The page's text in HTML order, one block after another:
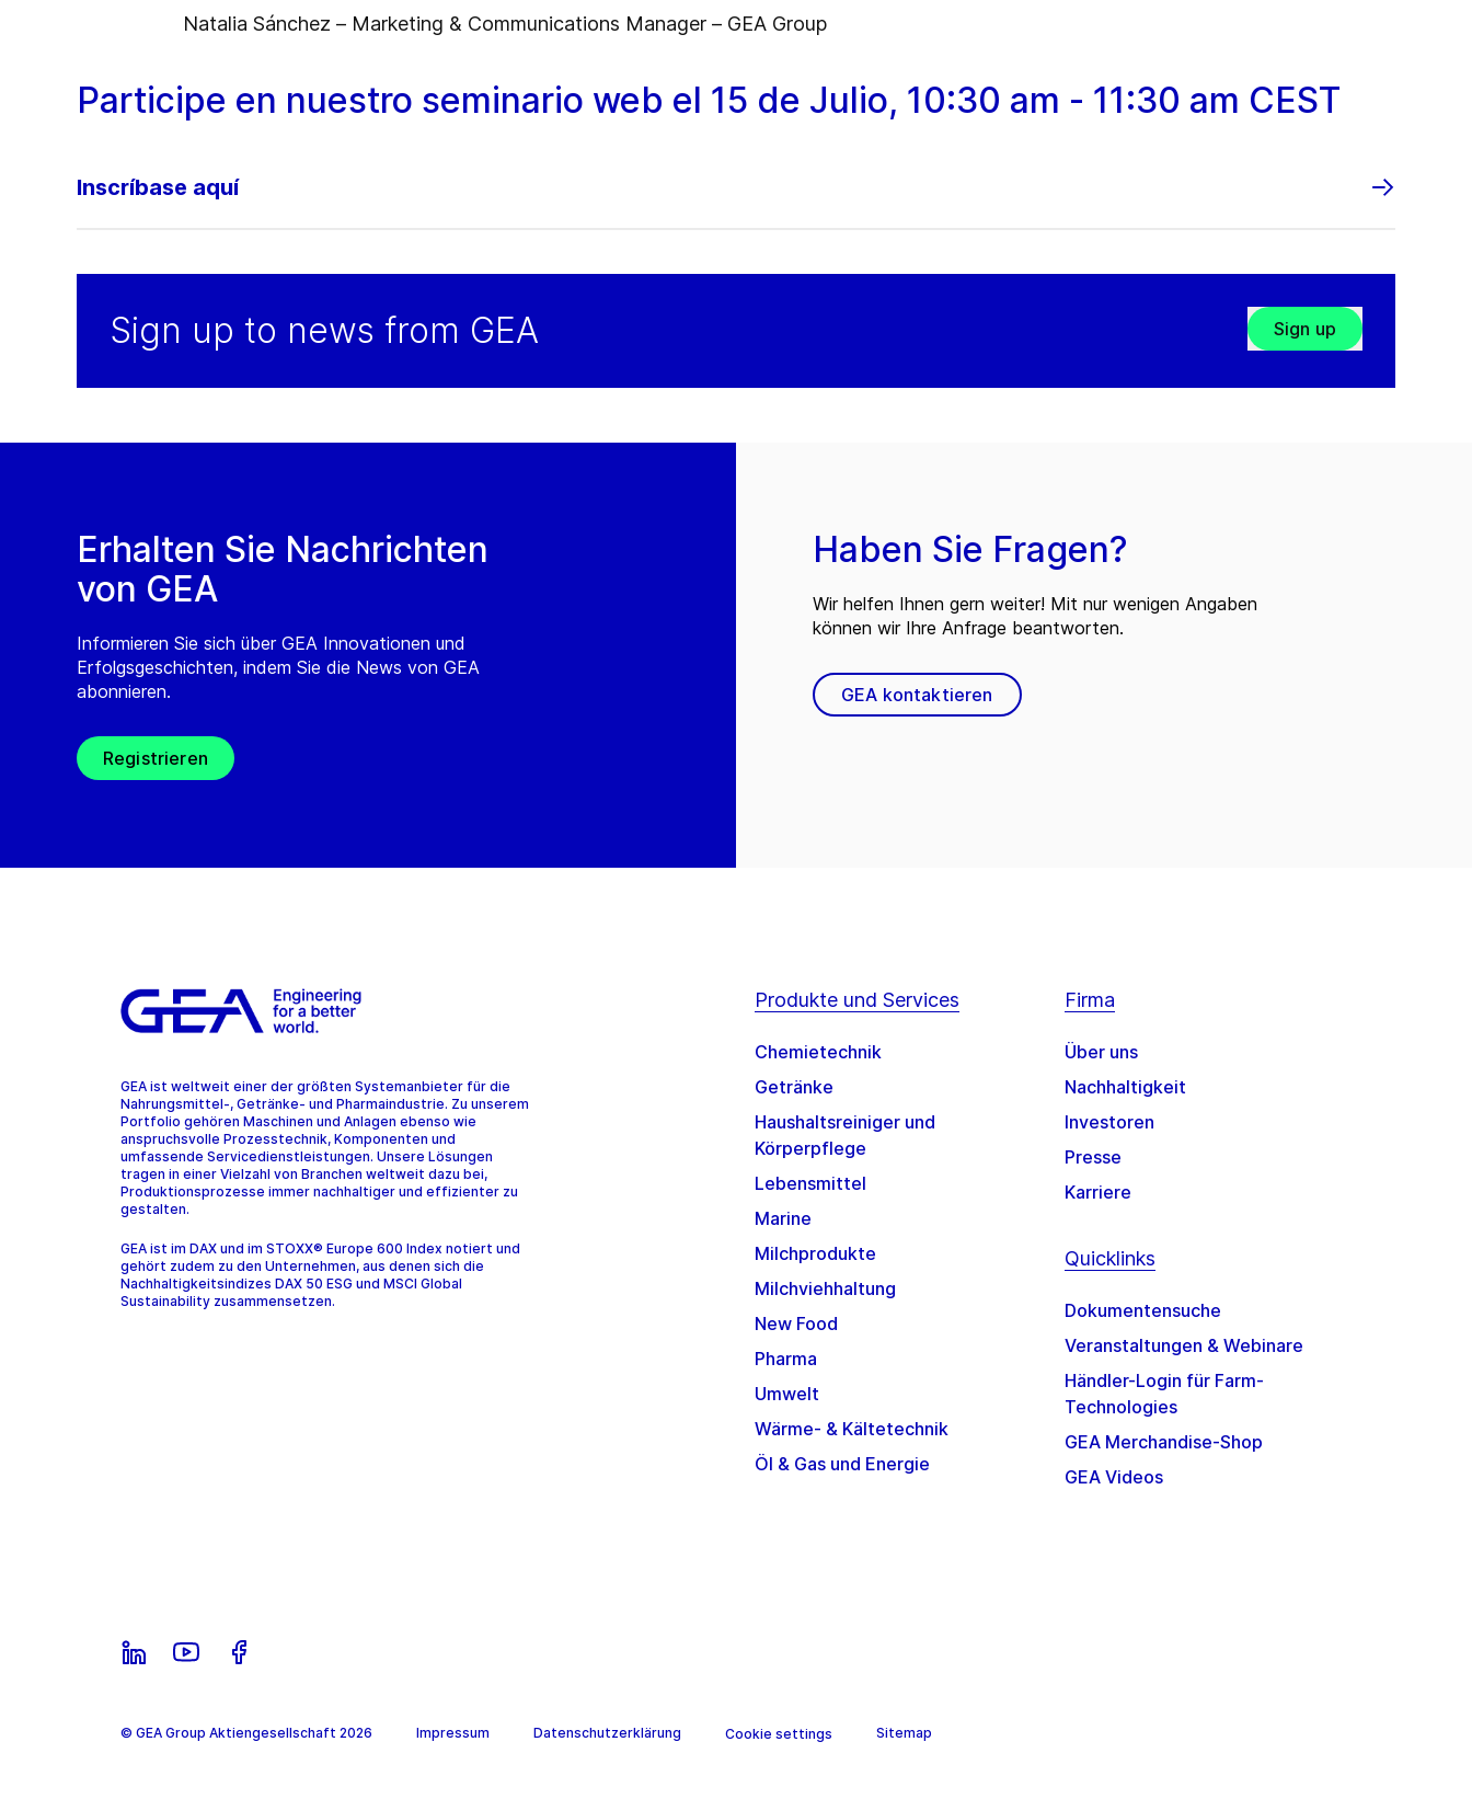
Natalia Sánchez – Marketing & Communications Manager – GEA Group
Participe en nuestro seminario web el 15 de Julio, 10:30 am - 11:30 am CEST
Inscríbase aquí
Sign up to news from GEA Sign up
Erhalten Sie Nachrichten
von GEA
Informieren Sie sich über GEA Innovationen und
Erfolgsgeschichten, indem Sie die News von GEA
abonnieren.
Registrieren
Haben Sie Fragen?
Wir helfen Ihnen gern weiter! Mit nur wenigen Angaben
können wir Ihre Anfrage beantworten.
GEA kontaktieren
GEA ist weltweit einer der größten Systemanbieter für die
Nahrungsmittel-, Getränke- und Pharmaindustrie. Zu unserem
Portfolio gehören Maschinen und Anlagen ebenso wie
anspruchsvolle Prozesstechnik, Komponenten und
umfassende Servicedienstleistungen. Unsere Lösungen
tragen in einer Vielzahl von Branchen weltweit dazu bei,
Produktionsprozesse immer nachhaltiger und effizienter zu
gestalten.
GEA ist im DAX und im STOXX® Europe 600 Index notiert und
gehört zudem zu den Unternehmen, aus denen sich die
Nachhaltigkeitsindizes DAX 50 ESG und MSCI Global
Sustainability zusammensetzen.
Produkte und Services
Chemietechnik
Getränke
Haushaltsreiniger und
Körperpflege
Lebensmittel
Marine
Milchprodukte
Milchviehhaltung
New Food
Pharma
Umwelt
Wärme- & Kältetechnik
Öl & Gas und Energie
Firma
Über uns
Nachhaltigkeit
Investoren
Presse
Karriere
Quicklinks
Dokumentensuche
Veranstaltungen & Webinare
Händler-Login für Farm-
Technologies
GEA Merchandise-Shop
GEA Videos
© GEA Group Aktiengesellschaft 2026 Impressum Datenschutzerklärung Cookie settings Sitemap